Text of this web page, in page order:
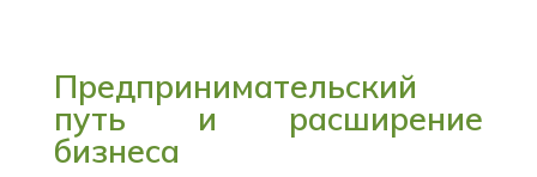
Предпринимательский
путь и расширение
бизнеса